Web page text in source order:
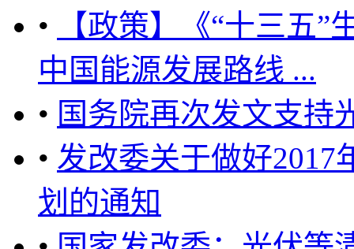
•
【政策】《“十三五
中国能源发展路线 ...
• 国务院再次发文支持
• 发改委关于做好2017
划的通知